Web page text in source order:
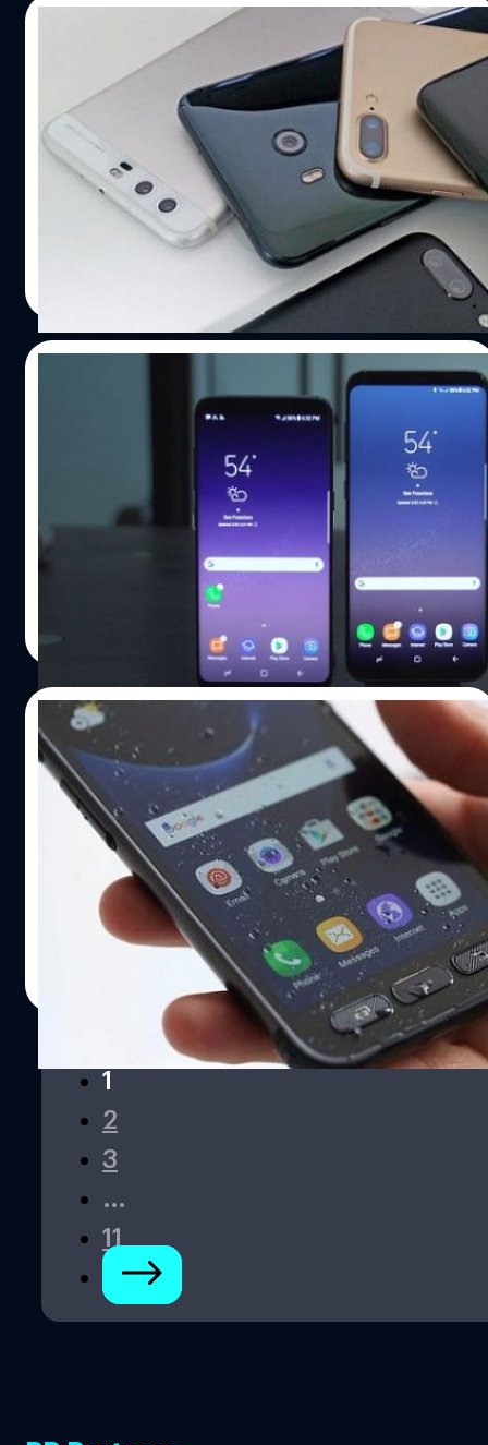
ก็มีความคล้ายคลึงมากอยู่ทีเดียว จะแตกต่างกันที่ตรงไหน
บ้างไปดูกันครับ การเปลี่ยนแปลงหลักๆ ของ Note FE ก็คือ
แบตเตอรี่เจ้าปัญหานั่นเอง จากอันเดิมใน Note 7 อยู่ที่
3,500mAh ลดเหลือ 3,200mAh ผ่านมาตราฐานการตรวจ
สอบ 8 จุดของ Samsung รับรองเรื่องความปลอดภัยได้
แน่นอน ใช้ชิป Snapdragon 821 จากเดิม Snapdragon 820
เปลี่ยนดีไซน์ภายนอกเล็กน้อย จะสังเกตุได้ว่าไม่มีโลโก้
Samsung อยู่บริเวณลำโพงสนทนาแล้ว เพื่อเพิ่มความเรียบหรู
นั่นเอง พร้อม สกรีนคำว่า Fan…
OnePlus 5 เร็วกว่า HTC U11 และ Galaxy S8
ในการทดสอบความเร็ว Snapdragon 835
ได้มีการนำสมาร์ทโฟนเรือธง 3 รุ่นล่าสุด คือ OnePlus 5, HTC
U11 และ Samsung Galaxy S8 มาทดสอบความเร็วในการ
ทำงานพร้อมกัน
| 3330 days ago
Consumer Reports จัดอันดับ Samsung
Galaxy S8 เหนือกว่า iPhone 7
Consumer Reports ได้จัดอันดับสมาร์ทโฟนโดยให้คะแนน
Samsung Galaxy S8 และ S8+ สูงสุด เหนือกว่า iPhone 7, 7
Plus และ Samsung Galaxy S7
| 3341 days ago
Read More
14/06/2017
Samsung Galaxy S8 Active สุดอึด ถูก
ทดสอบด้วย Geekbench เผยสเปคหลักชัดเจน
ได้มีภาพหลุดผลการทดสอบ Benchmark ของ Samsung
Galaxy S8 Active รุ่นสุดอึด ด้วย Geekbench ซึ่งแสดงให้เห็น
สเปคสำคัญอย่างชัดเจน Galaxy S8 Active ใช้ชิป
Snapdragon 835 เช่นเดียวกับ Galaxy S8 และ S8+, มีแรม 4
GB, ใช้ระบบปฏิบัติการ Android 7.1 Nougat โดยสามารถทำ
คะแนนทดสอบ Single-Core และ Multi-Core ไปได้ 1,842
และ 6,394 คะแนน ตามลำดับ ซึ่งใกล้เคียงกับ Galaxy S8 และ
S8+ มาก ในส่วนของแบตเตอรี่นั้นควาดว่าจะเพิ่มมากขึ้นจาก
รุ่นก่อนอย่าง Galaxy S7 Active ที่มี 4,000 mAh และจะ
รองรับการชาร์จไร้สาย Qi ด้วย…
ปรีดี ฤกษ์วลีกุล| 3341 days ago
1
2
3
…
11